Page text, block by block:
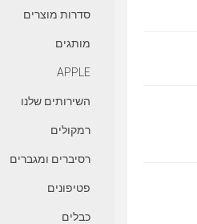
סדרות מוצרים
מותגים
APPLE
השירותים שלנו
רמקולים
רסיברים ומגברים
פטיפונים
כבלים